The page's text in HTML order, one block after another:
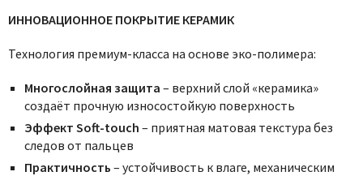
ИННОВАЦИОННОЕ ПОКРЫТИЕ КЕРАМИК
Технология премиум-класса на основе эко-полимера:
Многослойная защита – верхний слой «керамика»
создаёт прочную износостойкую поверхность
Эффект Soft-touch – приятная матовая текстура без
следов от пальцев
Практичность – устойчивость к влаге, механическим